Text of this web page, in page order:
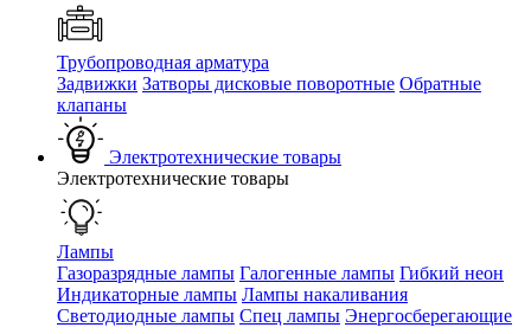
Трубопроводная арматура
Задвижки Затворы дисковые поворотные Обратные
клапаны
Электротехнические товары
Электротехнические товары
Лампы
Газоразрядные лампы Галогенные лампы Гибкий неон
Индикаторные лампы Лампы накаливания
Светодиодные лампы Спец лампы Энергосберегающие